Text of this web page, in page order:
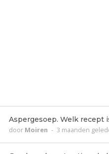
Aspergesoep. Welk recept
door Moiren - 3 maanden